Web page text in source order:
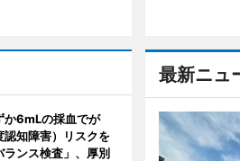
最新ニュ
か6mLの採血でが
知障害）リスクを
ンス検査」、厚別